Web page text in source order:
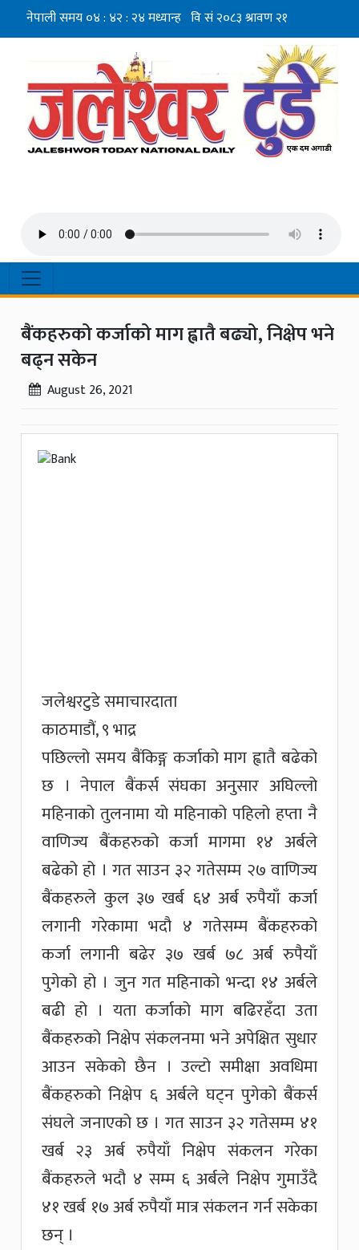
बैंकहरुको कर्जाको माग ह्वातै बढ्यो, निक्षेप भने
बढ्न सकेन
August 26, 2021
जलेश्वरटुडे समाचारदाता
काठमाडौं, ९ भाद्र
पछिल्लो समय बैंकिङ्ग कर्जाको माग ह्वातै बढेको
छ । नेपाल बैंकर्स संघका अनुसार अघिल्लो
महिनाको तुलनामा यो महिनाको पहिलो हप्ता नै
वाणिज्य बैंकहरुको कर्जा मागमा १४ अर्बले
बढेको हो । गत साउन ३२ गतेसम्म २७ वाणिज्य
बैंकहरुले कुल ३७ खर्ब ६४ अर्ब रुपैयाँ कर्जा
लगानी गरेकामा भदौ ४ गतेसम्म बैंकहरुको
कर्जा लगानी बढेर ३७ खर्ब ७८ अर्ब रुपैयाँ
पुगेको हो । जुन गत महिनाको भन्दा १४ अर्बले
बढी हो । यता कर्जाको माग बढिरहँदा उता
बैंकहरुको निक्षेप संकलनमा भने अपेक्षित सुधार
आउन सकेको छैन । उल्टो समीक्षा अवधिमा
बैंकहरुको निक्षेप ६ अर्बले घट्न पुगेको बैंकर्स
संघले जनाएको छ । गत साउन ३२ गतेसम्म ४१
खर्ब २३ अर्ब रुपैयाँ निक्षेप संकलन गरेका
बैंकहरुले भदौ ४ सम्म ६ अर्बले निक्षेप गुमाउँदै
४१ खर्ब १७ अर्ब रुपैयाँ मात्र संकलन गर्न सकेका
छन् ।